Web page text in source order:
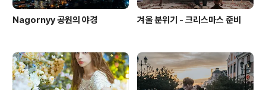
Nagornyy 공원의 야경 겨울 분위기 - 크리스마스 준비